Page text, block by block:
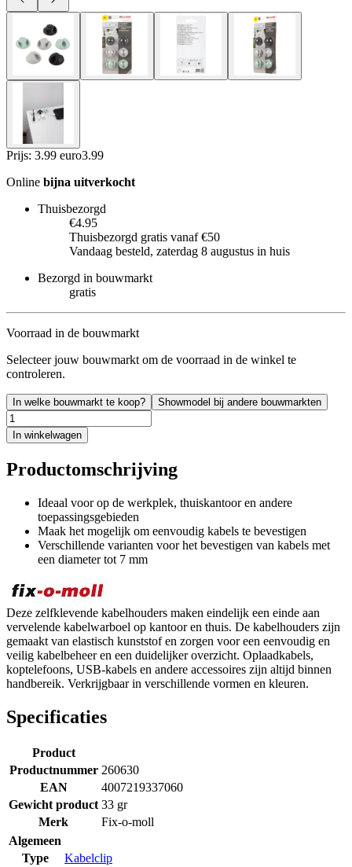
Prijs: 3.99 euro3.99
Online bijna uitverkocht
Thuisbezorgd
€4.95
Thuisbezorgd gratis vanaf €50
Vandaag besteld, zaterdag 8 augustus in huis
Bezorgd in bouwmarkt
gratis
Voorraad in de bouwmarkt
Selecteer jouw bouwmarkt om de voorraad in de winkel te
controleren.
In welke bouwmarkt te koop? Showmodel bij andere bouwmarkten
In winkelwagen
Productomschrijving
Ideaal voor op de werkplek, thuiskantoor en andere
toepassingsgebieden
Maak het mogelijk om eenvoudig kabels te bevestigen
Verschillende varianten voor het bevestigen van kabels met
een diameter tot 7 mm
Deze zelfklevende kabelhouders maken eindelijk een einde aan
vervelende kabelwarboel op kantoor en thuis. De kabelhouders zijn
gemaakt van elastisch kunststof en zorgen voor een eenvoudig en
veilig kabelbeheer en een duidelijker overzicht. Oplaadkabels,
koptelefoons, USB-kabels en andere accessoires zijn altijd binnen
handbereik. Verkrijgbaar in verschillende vormen en kleuren.
Specificaties
Product
Productnummer 260630
EAN
4007219337060
Gewicht product 33 gr
Merk
Fix-o-moll
Algemeen
Type
Kabelclip